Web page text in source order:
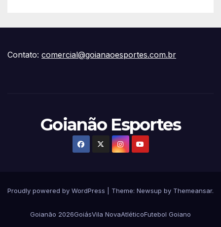
Contato: comercial@goianaoesportes.com.br
Goianão Esportes
Proudly powered by WordPress Theme: Newsup by Themeansar.
Goianão 2026GoiásVila NovaAtléticoFutebol Goiano